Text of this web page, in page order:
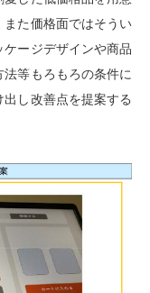
た価格面ではそうい
ージデザインや商品
等もろもろの条件に
し改善点を提案する